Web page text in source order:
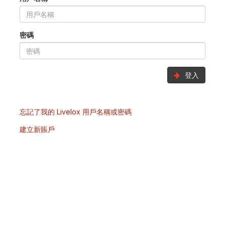
密碼
登入
忘記了我的 Livelox 用戶名稱或密碼
建立新賬戶